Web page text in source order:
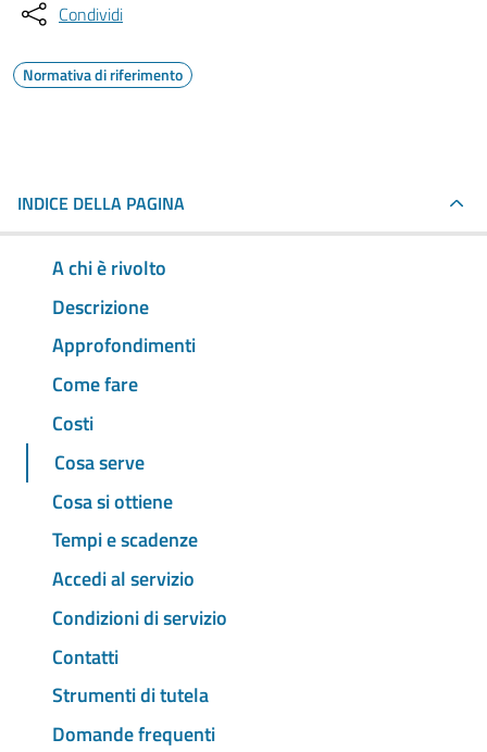
Condividi
Normativa di riferimento
INDICE DELLA PAGINA
A chi è rivolto
Descrizione
Approfondimenti
Come fare
Costi
Cosa serve
Cosa si ottiene
Tempi e scadenze
Accedi al servizio
Condizioni di servizio
Contatti
Strumenti di tutela
Domande frequenti